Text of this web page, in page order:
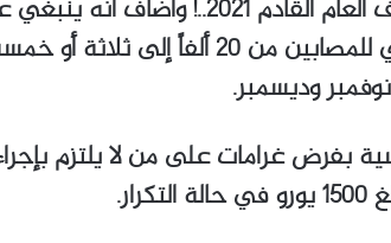
يعيش معنا حتى صيف العام القادم
لتخفيض العدد اليومي للمصابين من
وديسمبر.
بفرض غرامات على من لا يلتزم